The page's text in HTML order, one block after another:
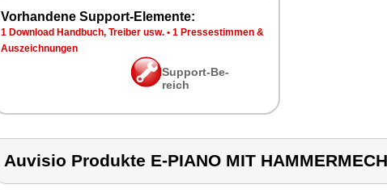
Vor­han­de­ne Sup­port-Ele­men­te:
1 Down­load Hand­buch, Trei­ber usw. • 1 Pres­se­stim­men &
Aus­zeich­nun­gen
Sup­port-Be­
reich
Auvisio Produkte E-PIANO MIT